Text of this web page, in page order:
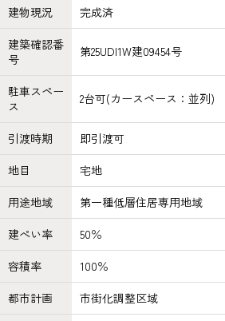
建物現況
完成済
建築確認番
号
第25UDI1W建09454号
駐車スペー
ス
2台可(カースペース：並列)
引渡時期
即引渡可
地目
宅地
用途地域
第一種低層住居専用地域
建ぺい率
50％
容積率
100％
都市計画
市街化調整区域